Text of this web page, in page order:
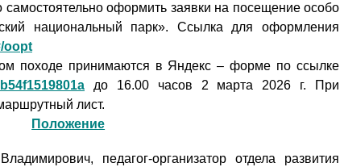
самостоятельно оформить заявки на посещение особо
национальный парк». Ссылка для оформления
oopt
походе принимаются в Яндекс – форме по ссылке
до 16.00 часов 2 марта 2026 г. При
лист.
Положение
педагог-организатор отдела развития